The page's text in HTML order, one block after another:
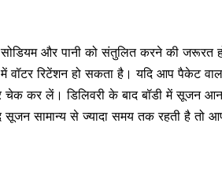
सोडियमऔर पानी को संतुलित करने की जरूरत
में वॉटर रिटेंशन हो सकता है। यदि आप पैकेट
चेक कर लें। डिलिवरी के बाद बॉडी में सूजन
सूजन सामान्य से ज्यादा समय तक रहती है तो